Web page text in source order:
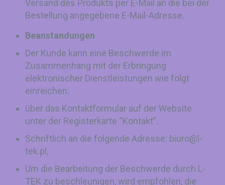
Versand des Produkts per E-Mail an die bei der
Bestellung angegebene E-Mail-Adresse.
Beanstandungen
Der Kunde kann eine Beschwerde im
Zusammenhang mit der Erbringung
elektronischer Dienstleistungen wie folgt
einreichen:
über das Kontaktformular auf der Website
unter der Registerkarte “Kontakt”.
Schriftlich an die folgende Adresse: biuro@l-
tek.pl ,
Um die Bearbeitung der Beschwerde durch L-
TEK zu beschleunigen, wird empfohlen, die